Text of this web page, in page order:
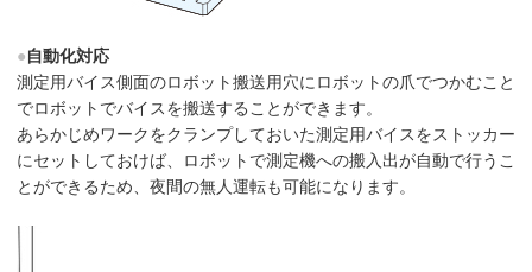
●自動化対応
測定用バイス側面のロボット搬送用穴にロボットの爪でつかむこと
でロボットでバイスを搬送することができます。
あらかじめワークをクランプしておいた測定用バイスをストッカー
にセットしておけば、ロボットで測定機への搬入出が自動で行うこ
とができるため、夜間の無人運転も可能になります。